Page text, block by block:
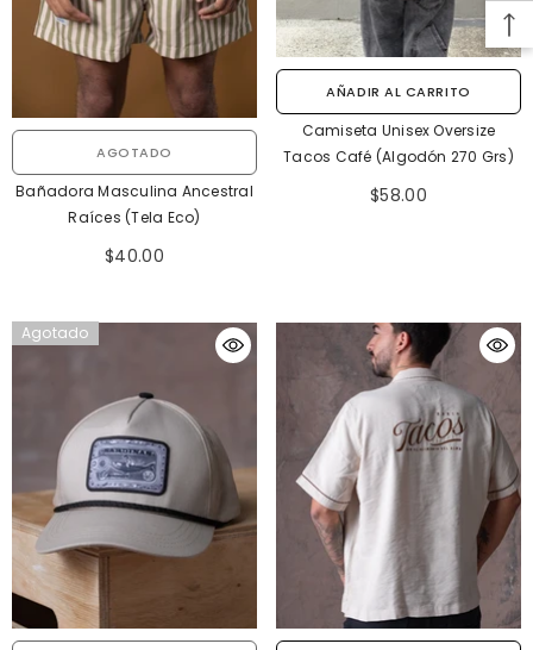
AGOTADO
Bañadora Masculina Ancestral
Raíces (Tela Eco)
$40.00
AÑADIR AL CARRITO
Camiseta Unisex Oversize
Tacos Café (Algodón 270 Grs)
$58.00
Agotado